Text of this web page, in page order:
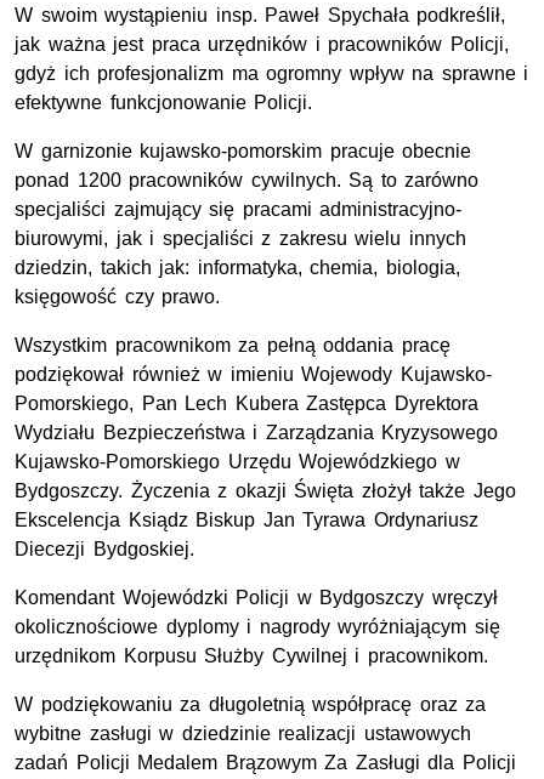
W swoim wystąpieniu insp. Paweł Spychała podkreślił,
jak ważna jest praca urzędników i pracowników Policji,
gdyż ich profesjonalizm ma ogromny wpływ na sprawne i
efektywne funkcjonowanie Policji.
W garnizonie kujawsko-pomorskim pracuje obecnie
ponad 1200 pracowników cywilnych. Są to zarówno
specjaliści zajmujący się pracami administracyjno-
biurowymi, jak i specjaliści z zakresu wielu innych
dziedzin, takich jak: informatyka, chemia, biologia,
księgowość czy prawo.
Wszystkim pracownikom za pełną oddania pracę
podziękował również w imieniu Wojewody Kujawsko-
Pomorskiego, Pan Lech Kubera Zastępca Dyrektora
Wydziału Bezpieczeństwa i Zarządzania Kryzysowego
Kujawsko-Pomorskiego Urzędu Wojewódzkiego w
Bydgoszczy. Życzenia z okazji Święta złożył także Jego
Ekscelencja Ksiądz Biskup Jan Tyrawa Ordynariusz
Diecezji Bydgoskiej.
Komendant Wojewódzki Policji w Bydgoszczy wręczył
okolicznościowe dyplomy i nagrody wyróżniającym się
urzędnikom Korpusu Służby Cywilnej i pracownikom.
W podziękowaniu za długoletnią współpracę oraz za
wybitne zasługi w dziedzinie realizacji ustawowych
zadań Policji Medalem Brązowym Za Zasługi dla Policji